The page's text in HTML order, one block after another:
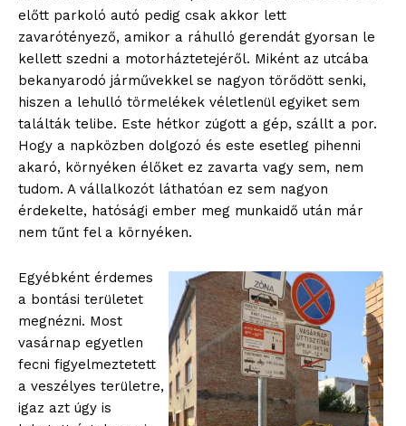
előtt parkoló autó pedig csak akkor lett
zavarótényező, amikor a ráhulló gerendát gyorsan le
kellett szedni a motorháztetejéről. Miként az utcába
bekanyarodó járművekkel se nagyon törődött senki,
hiszen a lehulló törmelékek véletlenül egyiket sem
találták telibe. Este hétkor zúgott a gép, szállt a por.
Hogy a napközben dolgozó és este esetleg pihenni
akaró, környéken élőket ez zavarta vagy sem, nem
tudom. A vállalkozót láthatóan ez sem nagyon
érdekelte, hatósági ember meg munkaidő után már
nem tűnt fel a környéken.
Egyébként érdemes
a bontási területet
megnézni. Most
vasárnap egyetlen
fecni figyelmeztetett
a veszélyes területre,
igaz azt úgy is